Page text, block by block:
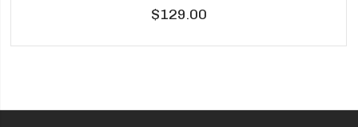
$129.00